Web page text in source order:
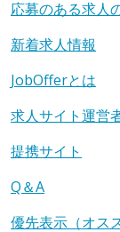
応募のある求人
新着求人情報
JobOfferとは
求人サイト運営
提携サイト
Q＆A
優先表示（オス